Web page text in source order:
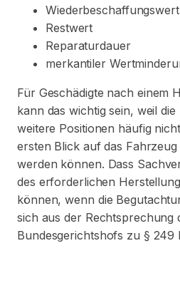
Wiederbeschaffungswert
Restwert
Reparaturdauer
merkantiler
Für Geschädigte nach einem
kann das wichtig sein, weil
weitere Positionen häufig
ersten Blick auf das
werden können. Dass
des erforderlichen
können, wenn die
sich aus der Rechtsprechung
Bundesgerichtshofs zu § 249